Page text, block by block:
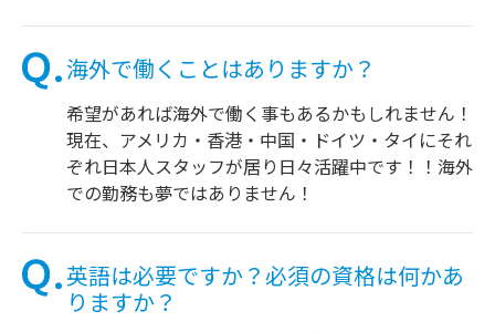
海外で働くことはありますか？
希望があれば海外で働く事もあるかもしれません！
現在、アメリカ・香港・中国・ドイツ・タイにそれ
ぞれ日本人スタッフが居り日々活躍中です！！海外
での勤務も夢ではありません！
英語は必要ですか？必須の資格は何かあ
りますか？